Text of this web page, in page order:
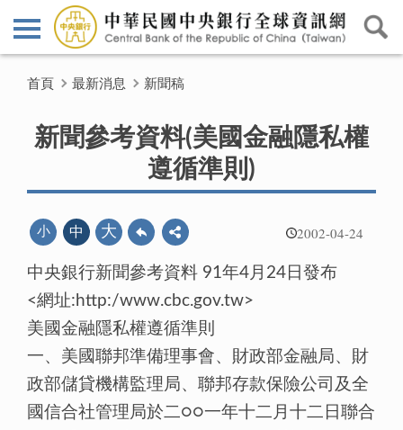
首頁 最新消息 新聞稿
新聞參考資料(美國金融隱私權
遵循準則)
2002-04-24
小 中 大
中央銀行新聞參考資料 91年4月24日發布
<網址:http:/www.cbc.gov.tw>
美國金融隱私權遵循準則
一、美國聯邦準備理事會、財政部金融局、財
政部儲貸機構監理局、聯邦存款保險公司及全
國信合社管理局於二○○一年十二月十二日聯合